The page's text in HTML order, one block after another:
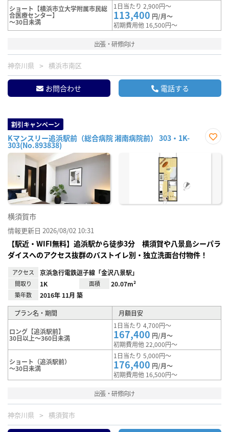
ショート【横浜市立大学附属市民総
合医療センター】
～30日未満
1日当たり 2,900円～
113,400 円/月～
初期費用他 16,500円～
出張・研修向け
神奈川県 横浜市南区
お問合わせ 電話する
割引キャンペーン
Kマンスリー追浜駅前（総合病院 湘南病院前） 303・1K-
303(No.893838)
に入
横須賀市
情報更新日 2026/08/02 10:31
【駅近・WIFI無料】追浜駅から徒歩3分 横須賀や八景島シーパラ
ダイスへのアクセス抜群のバストイレ別・独立洗面台付物件！
アクセス 京浜急行電鉄逗子線「金沢八景駅」
間取り 1K 面積 20.07m²
築年数 2016年 11月 築
プラン名・期間 月額目安
ロング【追浜駅前】
30日以上～360日未満
1日当たり 4,700円～
167,400 円/月～
初期費用他 22,000円～
ショート（追浜駅前）
～30日未満
1日当たり 5,000円～
176,400 円/月～
初期費用他 16,500円～
出張・研修向け
神奈川県 横須賀市